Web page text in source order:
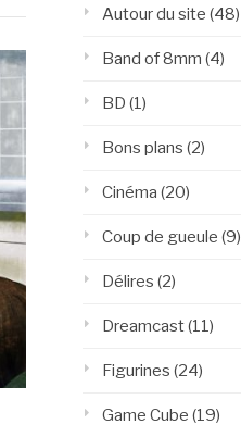
Autour du site (48)
Band of 8mm (4)
BD (1)
Bons plans (2)
Cinéma (20)
Coup de gueule (9)
Délires (2)
Dreamcast(11)
Figurines (24)
Game Cube (19)